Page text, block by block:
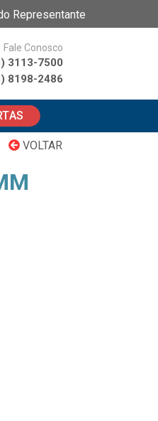
Representante
Fale Conosco
3113-7500
8198-2486
VOLTAR